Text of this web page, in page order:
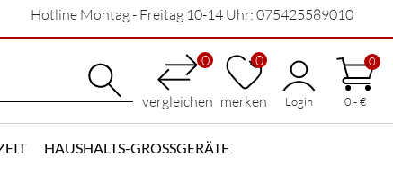
Hotline Montag - Freitag 10-14 Uhr: 075425589010
0
vergleichen
0
merken Login
0
0,- €
HAUSHALTS-GROSSGERÄTE